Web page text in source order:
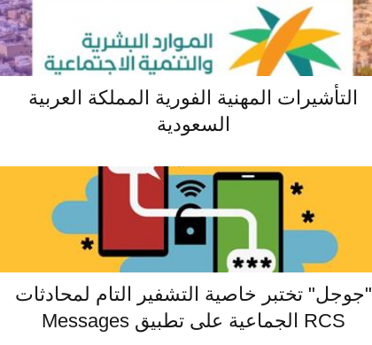
التأشيرات المهنية الفورية المملكة العربية
السعودية
"جوجل" تختبر خاصية التشفير التام لمحادثات
RCS الجماعية على تطبيق Messages